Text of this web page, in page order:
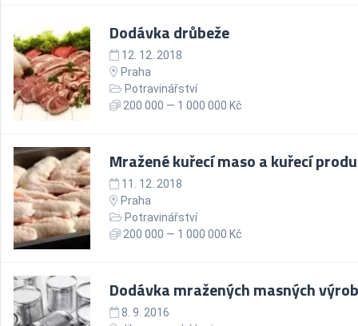
Dodávka drůbeže
12. 12. 2018
Praha
Potravinářství
200 000 — 1 000 000 Kč
Mražené kuřecí maso a kuřecí
11. 12. 2018
Praha
Potravinářství
200 000 — 1 000 000 Kč
Dodávka mražených masných
8. 9. 2016